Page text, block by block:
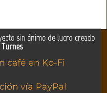
sin ánimo de lucro creado
café en Ko-Fi
vía PayPal